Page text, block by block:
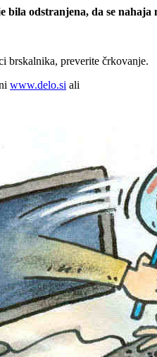
bila odstranjena, da se
brskalnika, preverite črkovanje.
www.delo.si ali